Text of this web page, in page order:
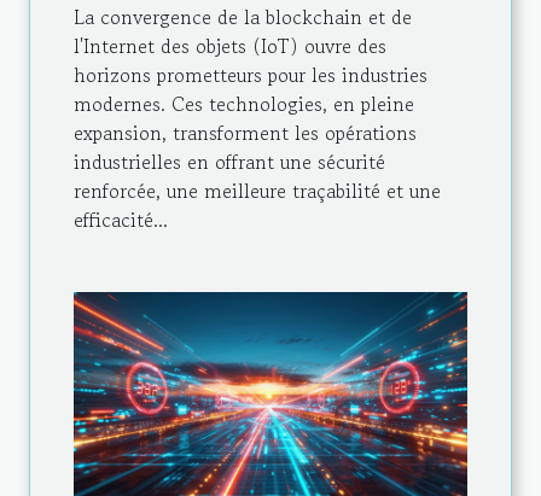
La convergence de la blockchain et de
l'Internet des objets (IoT) ouvre des
horizons prometteurs pour les industries
modernes. Ces technologies, en pleine
expansion, transforment les opérations
industrielles en offrant une sécurité
renforcée, une meilleure traçabilité et une
efficacité...